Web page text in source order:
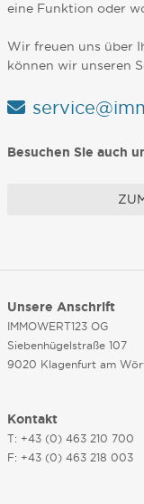
eine Funktion oder
Wir freuen uns über
können wir unseren
Besuchen Sie auch
Unsere Anschrift
IMMOWERT123 OG
Siebenhügelstraße 107
9020 Klagenfurt am
Kontakt
T: +43 (0) 463 210 700
F: +43 (0) 463 218 003